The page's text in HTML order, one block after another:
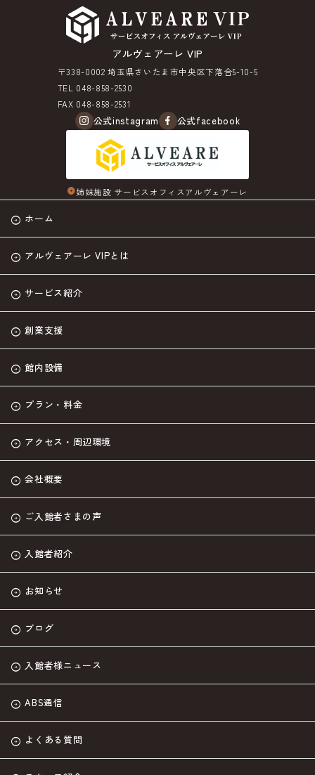
アルヴェアーレ VIP
〒338-0002 埼玉県さいたま市中央区下落合5-10-5
TEL 048-858-2530
FAX 048-858-2531
公式instagram 公式facebook
arrow_circle_right姉妹施設 サービスオフィスアルヴェアーレ
ホーム
アルヴェアーレ VIPとは
サービス紹介
創業支援
館内設備
プラン・料金
アクセス・周辺環境
会社概要
ご入館者さまの声
入館者紹介
お知らせ
ブログ
入館者様ニュース
ABS通信
よくある質問